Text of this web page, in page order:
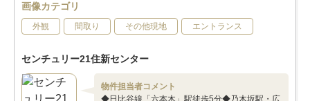
画像カテゴリ
外観 間取り その他現地 エントランス
センチュリー21住新センター
物件担当者コメント
◆日比谷線「六本木」駅徒歩5分◆乃木坂駅・広